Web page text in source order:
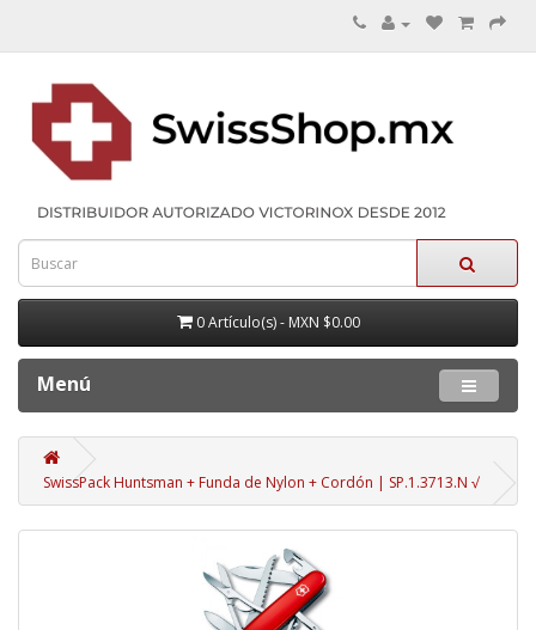
0 Artículo(s) - MXN $0.00
Menú
SwissPack Huntsman + Funda de Nylon + Cordón | SP.1.3713.N √